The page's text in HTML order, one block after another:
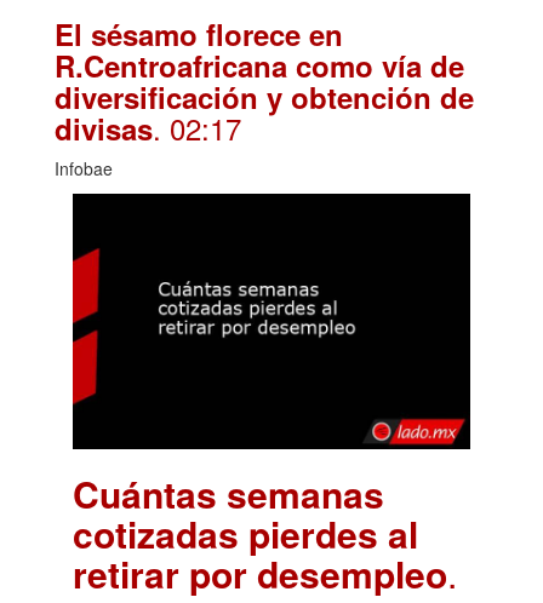
El sésamo florece en
R.Centroafricana como vía de
diversificación y obtención de
divisas. 02:17
Infobae
Cuántas semanas
cotizadas pierdes al
retirar por desempleo.